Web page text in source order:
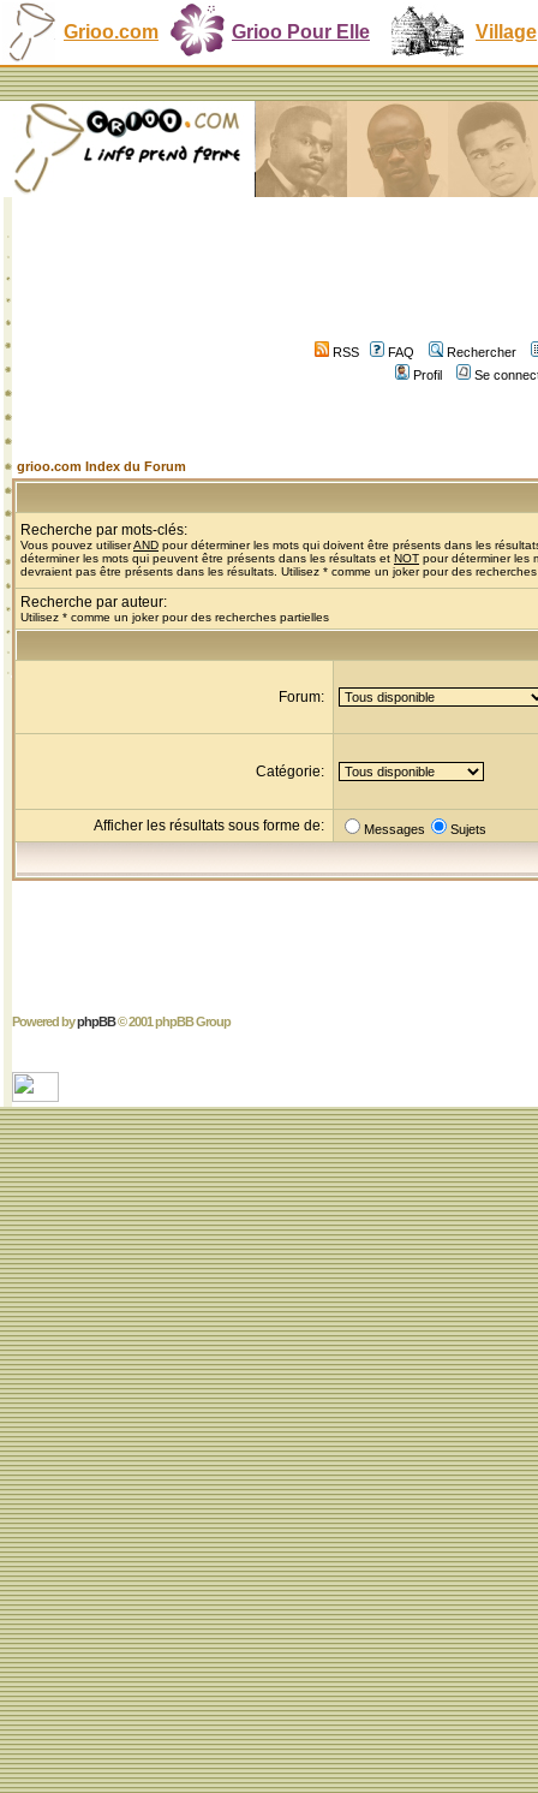
Grioo.com Grioo Pour Elle Village
RSS FAQ
Rechercher
Profil
Se
grioo.com Index du Forum
Recherche par mots-clés:
Vous pouvez utiliserAND pour déterminer les mots qui doivent être présents dans les
déterminer les mots qui peuvent être présents dans les résultats et NOT pour déterminer les
devraient pas être présents dans les résultats. Utilisez * comme un joker pour des
Recherche par auteur:
Utilisez * comme un joker pour des recherches partielles
Forum:
Catégorie:
Afficher les résultats sous forme de: Messages Sujets
Powered byphpBB© 2001 phpBB Group